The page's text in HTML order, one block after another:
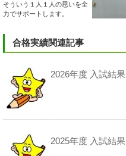
そういう１人１人の思いを全
力でサポートします。
合格実績関連記事
2026年度 入試結果
2025年度 入試結果